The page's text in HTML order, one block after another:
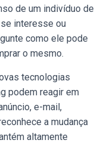
de um indivíduo de
interesse ou
como ele pode
o mesmo.
tecnologias
podem reagir em
e-mail,
a mudança
altamente